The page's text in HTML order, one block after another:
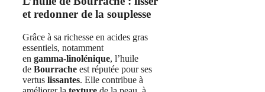
et redonner de la souplesse
Grâce à sa richesse en acides gras
essentiels, notamment
en gamma‑linolénique, l’huile
de Bourrache est réputée pour ses
vertus lissantes. Elle contribue à